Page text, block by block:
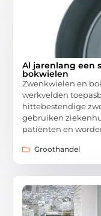
Al jarenlang een
bokwielen
Zwenkwielen en
werkvelden
hittebestendige
gebruiken
patiënten en
Groothandel